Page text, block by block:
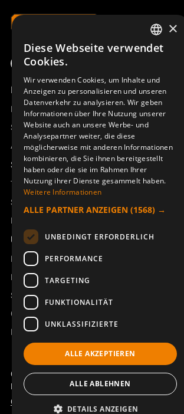
Produktübersicht
Remotus
Sesam
Access_Ctrl
Support
Technischer Support
Service buchen
Handbücher und Videoanleitungen
Über Åkerströms
Kontakt
Neuigkeiten
Sicherheit und Richtlinien
Geschäftsbedingungen
REACH
Copyright ©2026 Åkerströms. All rights reserved.
Björbovägen 143, 786 97 Björbo.
Code of Conduct
SWEDISH
DEUTSCH
×
Diese Webseite verwendet
Cookies.
Wir verwenden Cookies, um Inhalte und
Anzeigen zu personalisieren und unseren
Datenverkehr zu analysieren. Wir geben
Informationen über Ihre Nutzung unserer
Website auch an unsere Werbe- und
Analysepartner weiter, die diese
möglicherweise mit anderen Informationen
kombinieren, die Sie ihnen bereitgestellt
haben oder die sie im Rahmen Ihrer
Nutzung ihrer Dienste gesammelt haben.
Weitere Informationen
ALLE PARTNER ANZEIGEN (1568) →
UNBEDINGT ERFORDERLICH
PERFORMANCE
TARGETING
FUNKTIONALITÄT
UNKLASSIFIZIERTE
ALLE AKZEPTIEREN
ALLE ABLEHNEN
DETAILS ANZEIGEN